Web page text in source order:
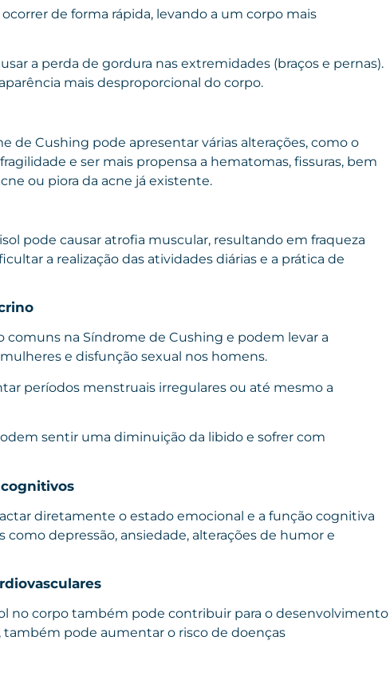
de forma rápida, levando a um corpo mais
a perda de gordura nas extremidades (braços e pernas).
mais desproporcional do corpo.
de Cushing pode apresentar várias alterações, como o
e ser mais propensa a hematomas, fissuras, bem
ou piora da acne já existente.
pode causar atrofia muscular, resultando em fraqueza
a realização das atividades diárias e a prática de
comuns na Síndrome de Cushing e podem levar a
e disfunção sexual nos homens.
períodos menstruais irregulares ou até mesmo a
sentir uma diminuição da libido e sofrer com
diretamente o estado emocional e a função cognitiva
depressão, ansiedade, alterações de humor e
no corpo também pode contribuir para o desenvolvimento
também pode aumentar o risco de doenças